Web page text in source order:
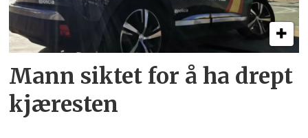
Mann siktet for å ha drept
kjæresten